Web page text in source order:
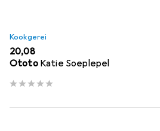
Kookgerei
EUR
20,08
Ototo Katie Soeplepel